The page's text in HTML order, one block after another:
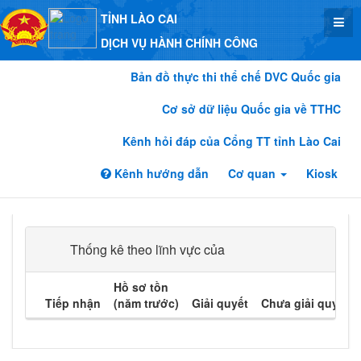
TỈNH LÀO CAI
DỊCH VỤ HÀNH CHÍNH CÔNG
Bản đồ thực thi thể chế DVC Quốc gia
Cơ sở dữ liệu Quốc gia về TTHC
Kênh hỏi đáp của Cổng TT tỉnh Lào Cai
Kênh hướng dẫn
Cơ quan Kiosk
Thống kê theo lĩnh vực của
Tiếp nhận
Hồ sơ tồn
(năm trước)
Giải quyết Chưa giải quyết